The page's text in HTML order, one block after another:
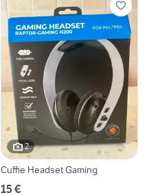
2
Cuffie Headset Gaming
15 €